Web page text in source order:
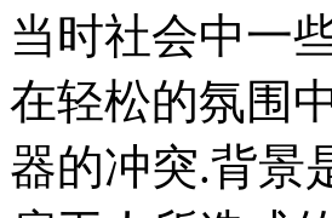
当时社会中一
在轻松的氛围
器的冲突.背景